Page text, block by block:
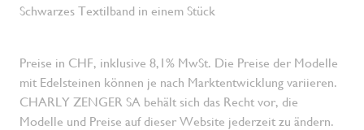
Schwarzes Textilband in einem Stück
Preise in CHF, inklusive 8,1% MwSt. Die Preise der Modelle
mit Edelsteinen können je nach Marktentwicklung variieren.
CHARLY ZENGER SA behält sich das Recht vor, die
Modelle und Preise auf dieser Website jederzeit zu ändern.